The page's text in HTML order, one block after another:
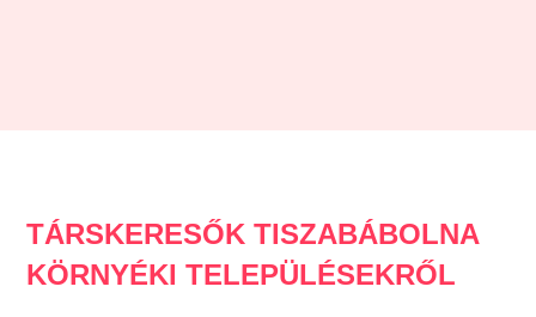
TÁRSKERESŐK TISZABÁBOLNA
KÖRNYÉKI TELEPÜLÉSEKRŐL